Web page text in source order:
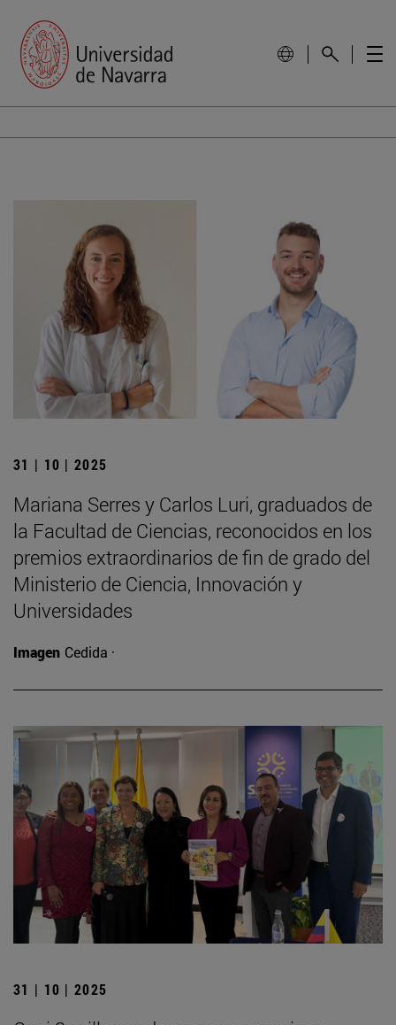
31 | 10 | 2025
Mariana Serres y Carlos Luri, graduados de
la Facultad de Ciencias, reconocidos en los
premios extraordinarios de fin de grado del
Ministerio de Ciencia, Innovación y
Universidades
Imagen Cedida ·
31 | 10 | 2025